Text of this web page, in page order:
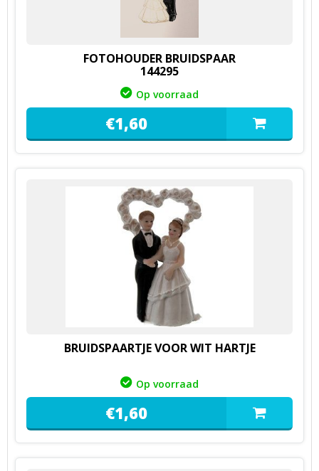
FOTOHOUDER BRUIDSPAAR
144295
Op voorraad
€1,60
BRUIDSPAARTJE VOOR WIT HARTJE
Op voorraad
€1,60